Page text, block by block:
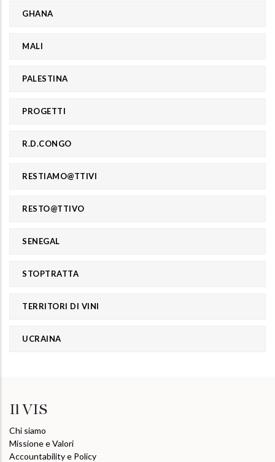
GHANA
MALI
PALESTINA
PROGETTI
R.D.CONGO
RESTIAMO@TTIVI
RESTO@TTIVO
SENEGAL
STOPTRATTA
TERRITORI DI VINI
UCRAINA
Il VIS
Chi siamo
Missione e Valori
Accountability e Policy